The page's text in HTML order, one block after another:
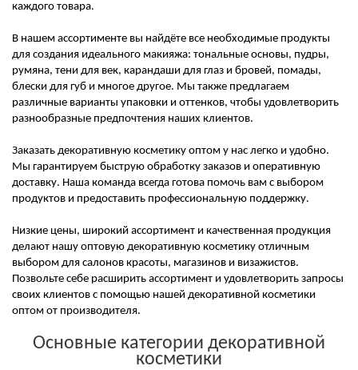
каждого товара.
В нашем ассортименте вы найдёте все необходимые продукты
для создания идеального макияжа: тональные основы, пудры,
румяна, тени для век, карандаши для глаз и бровей, помады,
блески для губ и многое другое. Мы также предлагаем
различные варианты упаковки и оттенков, чтобы удовлетворить
разнообразные предпочтения наших клиентов.
Заказать декоративную косметику оптом у нас легко и удобно.
Мы гарантируем быструю обработку заказов и оперативную
доставку. Наша команда всегда готова помочь вам с выбором
продуктов и предоставить профессиональную поддержку.
Низкие цены, широкий ассортимент и качественная продукция
делают нашу оптовую декоративную косметику отличным
выбором для салонов красоты, магазинов и визажистов.
Позвольте себе расширить ассортимент и удовлетворить запросы
своих клиентов с помощью нашей декоративной косметики
оптом от производителя.
Основные категории декоративной
косметики